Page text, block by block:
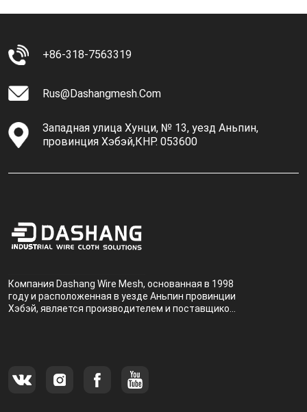
+86-318-7563319
Rus@dashangmesh.com
Западная улица Хунци, № 13, уезд Аньпин,
провинция Хэбэй,КНР. 053600
Компания Dashang Wire Mesh, основанная в 1998
году и расположенная в уезде Аньпин провинции
Хэбэй, является производителем и поставщиком,